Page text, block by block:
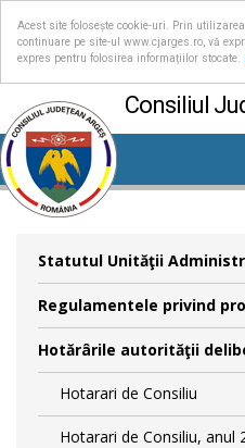
Acest site folosește cookie-uri. Prin
continuare pe site-ul www.cjarges.ro, vă
expres pentru folosirea informațiilor stocate.
Consiliul
Statutul Unităţii
Regulamentele privind
Hotărârile autorităţii
Hotarari de Consiliu
Hotarari de Consiliu, anul